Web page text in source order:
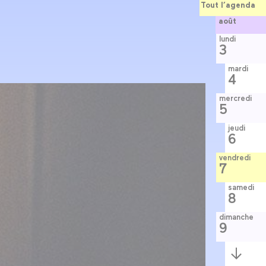
Tout l’agenda
août
lundi
3
mardi
4
mercredi
5
jeudi
6
vendredi
7
samedi
8
dimanche
9
Semaine
suivante